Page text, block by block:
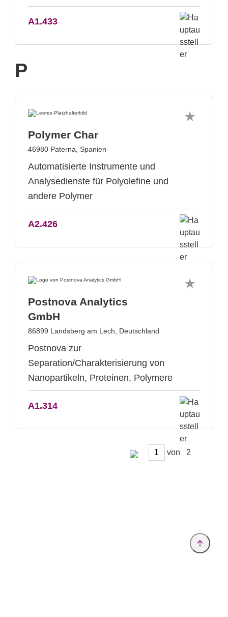
A1.433
P
Polymer Char
46980 Paterna, Spanien
Automatisierte Instrumente und
Analysedienste für Polyolefine und
andere Polymer
A2.426
Postnova Analytics
GmbH
86899 Landsberg am Lech, Deutschland
Postnova zur
Separation/Charakterisierung von
Nanopartikeln, Proteinen, Polymere
A1.314
von